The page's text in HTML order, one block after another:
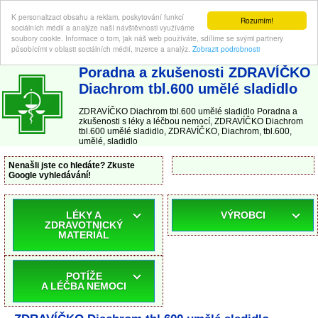
Rozumím!
K personalizaci obsahu a reklam, poskytování funkcí
sociálních médií a analýze naší návštěvnosti využíváme
soubory cookie. Informace o tom, jak náš web používáte, sdílíme se svými partnery
působícími v oblasti sociálních médií, inzerce a analýz. Zobrazit podrobnosti
ABC-LEKARNA.cz | Poradna a zkušenosti s léky a léčbou nemocí
Poradna a zkušenosti ZDRAVÍČKO
Diachrom tbl.600 umělé sladidlo
ZDRAVÍČKO Diachrom tbl.600 umělé sladidlo Poradna a
zkušenosti s léky a léčbou nemocí, ZDRAVÍČKO Diachrom
tbl.600 umělé sladidlo, ZDRAVÍČKO, Diachrom, tbl.600,
umělé, sladidlo
Nenašli jste co hledáte? Zkuste
Google vyhledávání!
LÉKY A
ZDRAVOTNICKÝ
MATERIÁL
POTÍŽE
A LÉČBA NEMOCI
VÝROBCI